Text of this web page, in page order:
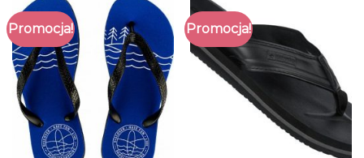
Promocja! Promocja!